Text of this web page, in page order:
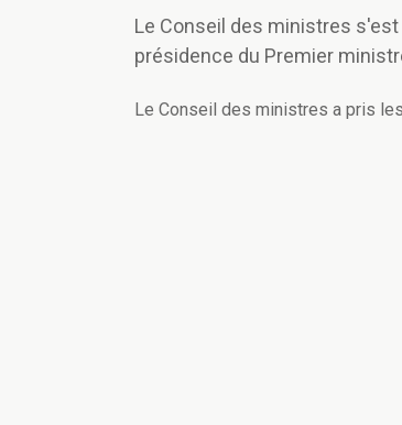
Le Conseil des ministres s'est
présidence du Premier
Le Conseil des ministres a pris